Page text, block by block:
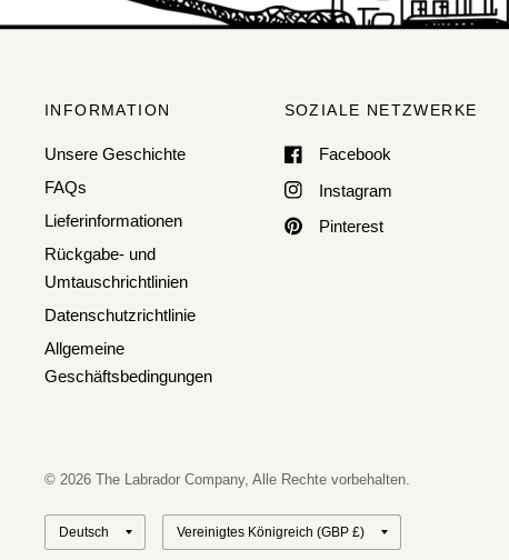
INFORMATION
Unsere Geschichte
FAQs
Lieferinformationen
Rückgabe- und
Umtauschrichtlinien
Datenschutzrichtlinie
Allgemeine
Geschäftsbedingungen
SOZIALE NETZWERKE
Facebook
Instagram
Pinterest
© 2026 The Labrador Company, Alle Rechte vorbehalten.
Land/Region
aktualisieren
Land/Region
aktualisieren